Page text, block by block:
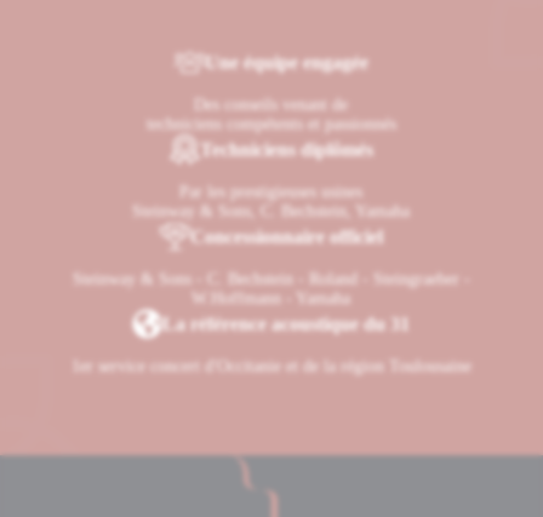
Une équipe engagée
Des conseils venant de
techniciens compétents et passionnés
Techniciens diplômés
Par les prestigieuses usines
Steinway & Sons, C. Bechstein, Yamaha
Concessionnaire officiel
Steinway & Sons - C. Bechstein - Roland - Steingraeber -
W.Hoffmann - Yamaha
La référence acoustique du 31
1er service concert d'Occitanie et de la région Toulousaine